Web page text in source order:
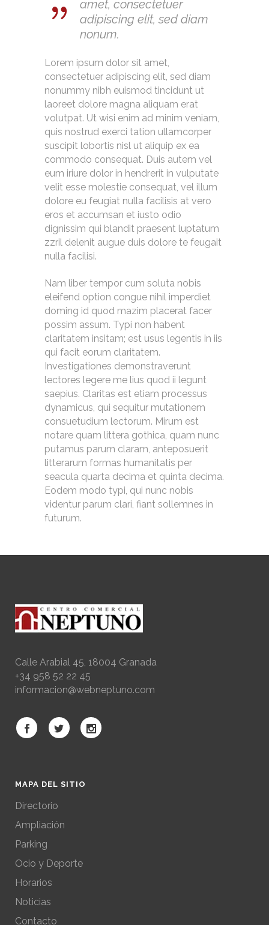
amet, consectetuer
adipiscing elit, sed diam
nonum.
Lorem ipsum dolor sit amet,
consectetuer adipiscing elit, sed diam
nonummy nibh euismod tincidunt ut
laoreet dolore magna aliquam erat
volutpat. Ut wisi enim ad minim veniam,
quis nostrud exerci tation ullamcorper
suscipit lobortis nisl ut aliquip ex ea
commodo consequat. Duis autem vel
eum iriure dolor in hendrerit in vulputate
velit esse molestie consequat, vel illum
dolore eu feugiat nulla facilisis at vero
eros et accumsan et iusto odio
dignissim qui blandit praesent luptatum
zzril delenit augue duis dolore te feugait
nulla facilisi.
Nam liber tempor cum soluta nobis
eleifend option congue nihil imperdiet
doming id quod mazim placerat facer
possim assum. Typi non habent
claritatem insitam; est usus legentis in iis
qui facit eorum claritatem.
Investigationes demonstraverunt
lectores legere me lius quod ii legunt
saepius. Claritas est etiam processus
dynamicus, qui sequitur mutationem
consuetudium lectorum. Mirum est
notare quam littera gothica, quam nunc
putamus parum claram, anteposuerit
litterarum formas humanitatis per
seacula quarta decima et quinta decima.
Eodem modo typi, qui nunc nobis
videntur parum clari, fiant sollemnes in
futurum.
Calle Arabial 45, 18004 Granada
+34 958 52 22 45
informacion@webneptuno.com
MAPA DEL SITIO
Directorio
Ampliación
Parking
Ocio y Deporte
Horarios
Noticias
Contacto